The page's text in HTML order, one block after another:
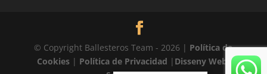
© Copyright Ballesteros Team - 2026 | Política de
Cookies | Política de Privacidad | Disseny Web: